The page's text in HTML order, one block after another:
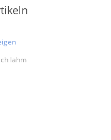
lahm